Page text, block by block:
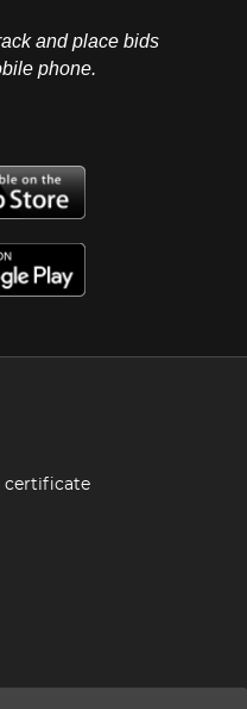
and place bids
phone.
certificate